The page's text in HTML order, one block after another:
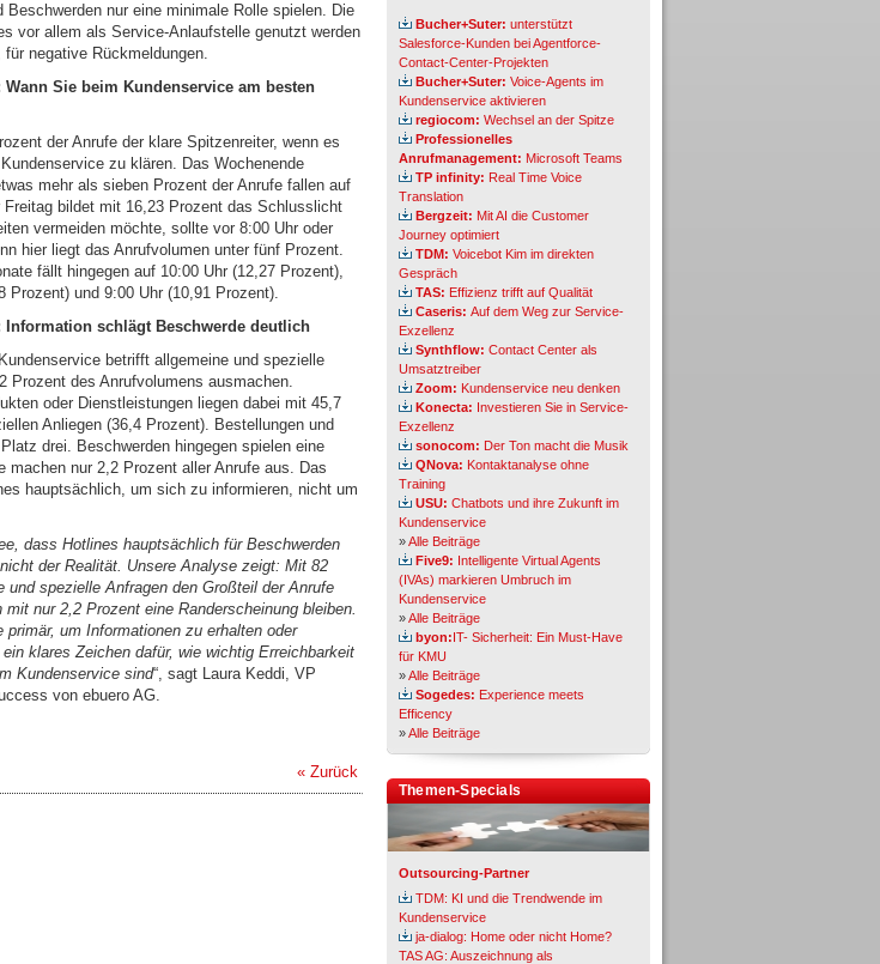
Beschwerden nur eine minimale Rolle spielen. Die
vor allem als Service-Anlaufstelle genutzt werden
negative Rückmeldungen.
Wann Sie beim Kundenservice am besten
der Anrufe der klare Spitzenreiter, wenn es
zu klären. Das Wochenende
mehr als sieben Prozent der Anrufe fallen auf
bildet mit 16,23 Prozent das Schlusslicht
vermeiden möchte, sollte vor 8:00 Uhr oder
hier liegt das Anrufvolumen unter fünf Prozent.
fällt hingegen auf 10:00 Uhr (12,27 Prozent),
Prozent) und 9:00 Uhr (10,91 Prozent).
Information schlägt Beschwerde deutlich
betrifft allgemeine und spezielle
Prozent des Anrufvolumens ausmachen.
oder Dienstleistungen liegen dabei mit 45,7
Anliegen (36,4 Prozent). Bestellungen und
drei. Beschwerden hingegen spielen eine
machen nur 2,2 Prozent aller Anrufe aus. Das
hauptsächlich, um sich zu informieren, nicht um
dass Hotlines hauptsächlich für Beschwerden
der Realität. Unsere Analyse zeigt: Mit 82
und spezielle Anfragen den Großteil der Anrufe
nur 2,2 Prozent eine Randerscheinung bleiben.
um Informationen zu erhalten oder
klares Zeichen dafür, wie wichtig Erreichbarkeit
Kundenservice sind“, sagt Laura Keddi, VP
von ebuero AG.
« Zurück
Bucher+Suter: unterstützt
Salesforce-Kunden bei Agentforce-
Contact-Center-Projekten
Bucher+Suter: Voice-Agents im
Kundenservice aktivieren
regiocom: Wechsel an der Spitze
Professionelles
Anrufmanagement: Microsoft Teams
TP infinity: Real Time Voice
Translation
Bergzeit: Mit AI die Customer
Journey optimiert
TDM: Voicebot Kim im direkten
Gespräch
TAS: Effizienz trifft auf Qualität
Caseris: Auf dem Weg zur Service-
Exzellenz
Synthflow: Contact Center als
Umsatztreiber
Zoom: Kundenservice neu denken
Konecta: Investieren Sie in Service-
Exzellenz
sonocom: Der Ton macht die Musik
QNova: Kontaktanalyse ohne
Training
USU: Chatbots und ihre Zukunft im
Kundenservice
»Alle Beiträge
Five9: Intelligente Virtual Agents
(IVAs) markieren Umbruch im
Kundenservice
»Alle Beiträge
byon:IT- Sicherheit: Ein Must-Have
für KMU
»Alle Beiträge
Sogedes: Experience meets
Efficency
»Alle Beiträge
Themen-Specials
Outsourcing-Partner
TDM: KI und die Trendwende im
Kundenservice
ja-dialog: Home oder nicht Home?
TAS AG: Auszeichnung als